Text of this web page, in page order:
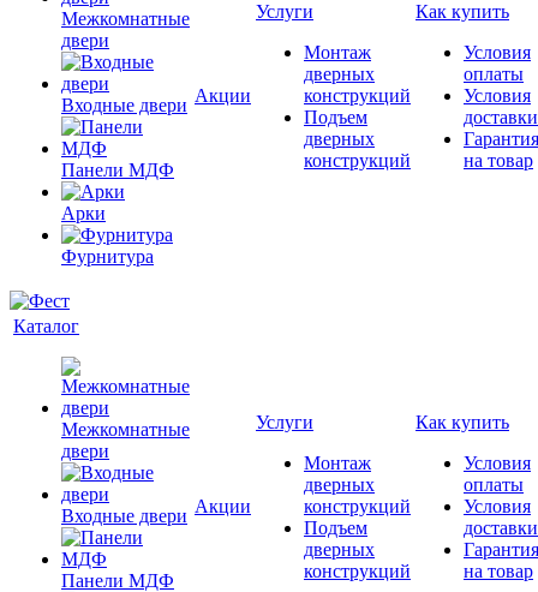
Межкомнатные
двери
Входные двери
Панели МДФ
Арки
Фурнитура
Акции
Услуги
Монтаж
дверных
конструкций
Подъем
дверных
конструкций
Как купить
Условия
оплаты
Условия
доставки
Гарантия
на товар
Каталог
Межкомнатные
двери
Входные двери
Панели МДФ
Акции
Услуги
Монтаж
дверных
конструкций
Подъем
дверных
конструкций
Как купить
Условия
оплаты
Условия
доставки
Гарантия
на товар